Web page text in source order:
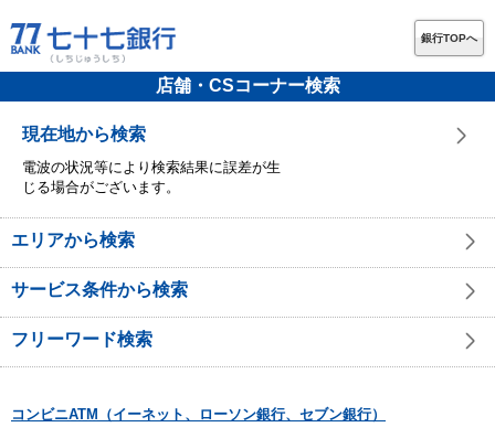
銀行TOPへ
店舗・CSコーナー検索
現在地から検索
電波の状況等により検索結果に誤差が生
じる場合がございます。
エリアから検索
サービス条件から検索
フリーワード検索
コンビニATM（イーネット、ローソン銀行、セブン銀行）